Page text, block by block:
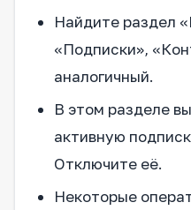
Найдите раздел
«Подписки»,
аналогичный.
В этом разделе
активную
Отключите её.
Некоторые